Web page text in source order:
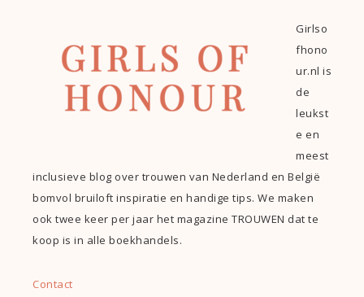
Girlso
fhono
ur.nl is
de
leukst
e en
meest
inclusieve blog over trouwen van Nederland en België
bomvol bruiloft inspiratie en handige tips. We maken
ook twee keer per jaar het magazine TROUWEN dat te
koop is in alle boekhandels.
Contact